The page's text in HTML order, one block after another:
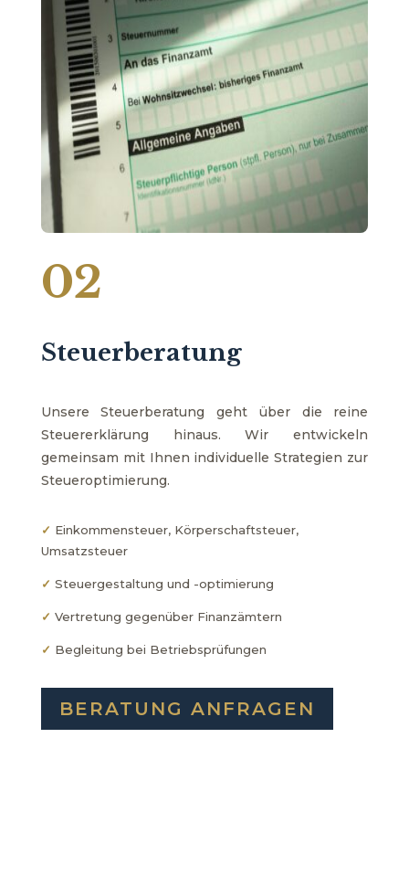
02
Steuerberatung
Unsere Steuerberatung geht über die reine
Steuererklärung hinaus. Wir entwickeln
gemeinsam mit Ihnen individuelle Strategien zur
Steueroptimierung.
✓ Einkommensteuer, Körperschaftsteuer,
Umsatzsteuer
✓ Steuergestaltung und -optimierung
✓ Vertretung gegenüber Finanzämtern
✓ Begleitung bei Betriebsprüfungen
BERATUNG ANFRAGEN